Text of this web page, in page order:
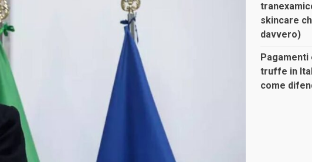
skincare
davvero)
Pagamenti
truffe in
come